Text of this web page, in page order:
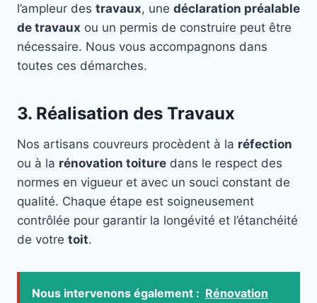
l’ampleur des travaux, une déclaration préalable
de travaux ou un permis de construire peut être
nécessaire. Nous vous accompagnons dans
toutes ces démarches.
3. Réalisation des Travaux
Nos artisans couvreurs procèdent à la réfection
ou à la rénovation toiture dans le respect des
normes en vigueur et avec un souci constant de
qualité. Chaque étape est soigneusement
contrôlée pour garantir la longévité et l’étanchéité
de votre toit.
Nous intervenons également : Rénovation